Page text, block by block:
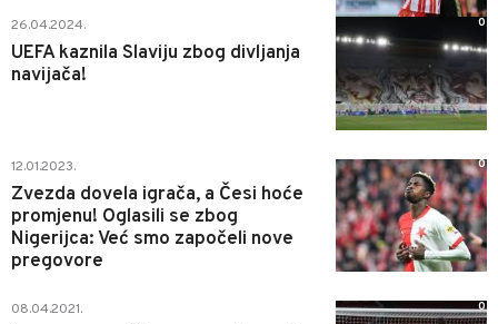
26.04.2024.
UEFA kaznila Slaviju zbog divljanja
navijača!
0
12.01.2023.
Zvezda dovela igrača, a Česi hoće
promjenu! Oglasili se zbog
Nigerijca: Već smo započeli nove
pregovore
0
08.04.2021. 0